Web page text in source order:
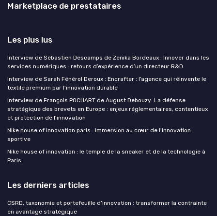
Marketplace de prestataires
Les plus lus
Interview de Sébastien Descamps de Zenika Bordeaux : Innover dans les
services numériques : retours d’expérience d’un directeur R&D
Interview de Sarah Fénérol Deroux : Encrafter : l’agence qui réinvente le
textile premium par l’innovation durable
Interview de François POCHART de August Debouzy: La défense
stratégique des brevets en Europe : enjeux réglementaires, contentieux
et protection de l’innovation
Nike house of innovation paris : immersion au cœur de l'innovation
sportive
Nike house of innovation : le temple de la sneaker et de la technologie à
Paris
Les derniers articles
CSRD, taxonomie et portefeuille d’innovation : transformer la contrainte
en avantage stratégique